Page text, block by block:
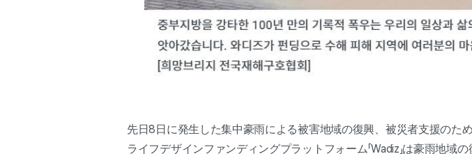
先日8日に発生した集中豪雨による被害地域の復興、被災者支援のた
ライフデザインファンディングプラットフォーム「Wadiz」は豪雨地域